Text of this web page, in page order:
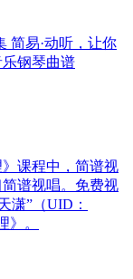
简易·动听，让你
钢琴曲谱
课程中，简谱视
谱视唱。免费视
潇”（UID：
》。